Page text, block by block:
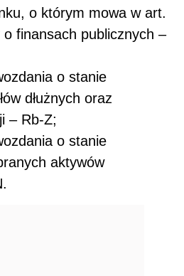
o którym mowa w art.
finansach publicznych –
o stanie
dłużnych oraz
– Rb-Z;
o stanie
aktywów